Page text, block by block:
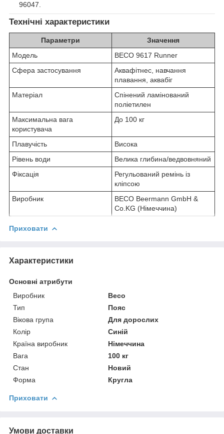
96047.
Технічні характеристики
Параметри
Значення
Модель
BECO 9617 Runner
Сфера застосування
Аквафітнес, навчання
плавання, аквабіг
Матеріал
Спінений ламінований
поліетилен
Максимальна вага
користувача
До 100 кг
Плавучість
Висока
Рівень води
Велика глибина/ведвовняний
Фіксація
Регульований ремінь із
кліпсою
Виробник
BECO Beermann GmbH &
Co.KG (Німеччина)
Приховати
Характеристики
Основні атрибути
Виробник
Beco
Тип
Пояс
Вікова група
Для дорослих
Колір
Синій
Країна виробник
Німеччина
Вага
100 кг
Стан
Новий
Форма
Кругла
Приховати
Умови доставки